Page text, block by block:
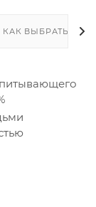
КАК ВЫБРАТЬ